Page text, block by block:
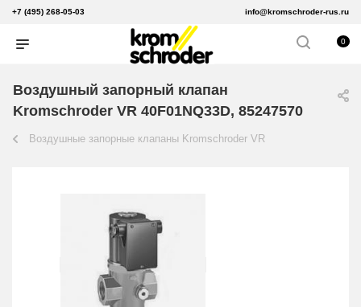
+7 (495) 268-05-03 info@kromschroder-rus.ru
0
Воздушный запорный клапан
Kromschroder VR 40F01NQ33D, 85247570
Воздушные запорные клапаны Kromschroder VR